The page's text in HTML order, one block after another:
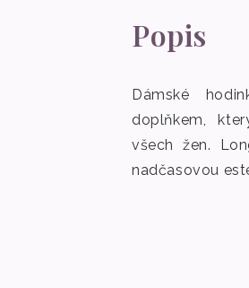
Popis
Dámské
doplňkem,
všech žen.
nadčasovou